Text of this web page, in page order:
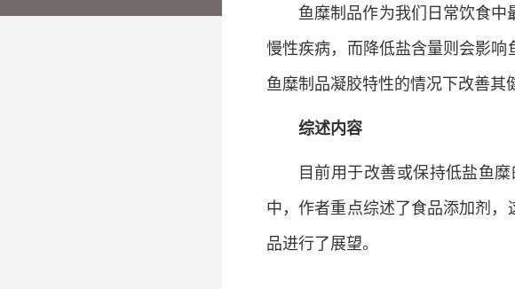
鱼糜制品作为我们日常饮食
慢性疾病，而降低盐含量则会影
鱼糜制品凝胶特性的情况下改善其
综述内容
目前用于改善或保持低盐鱼
中，作者重点综述了食品添加剂
品进行了展望。